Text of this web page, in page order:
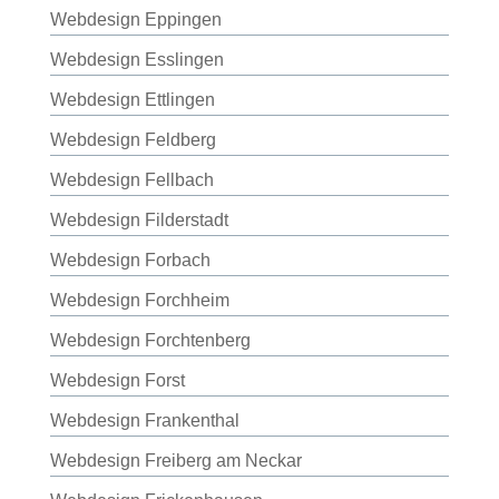
Webdesign Eppingen
Webdesign Esslingen
Webdesign Ettlingen
Webdesign Feldberg
Webdesign Fellbach
Webdesign Filderstadt
Webdesign Forbach
Webdesign Forchheim
Webdesign Forchtenberg
Webdesign Forst
Webdesign Frankenthal
Webdesign Freiberg am Neckar